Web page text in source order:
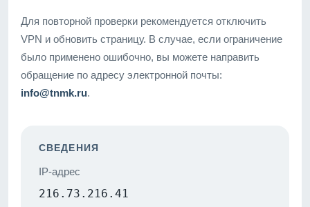
Для повторной проверки рекомендуется отключить
VPN и обновить страницу. В случае, если ограничение
было применено ошибочно, вы можете направить
обращение по адресу электронной почты:
info@tnmk.ru.
СВЕДЕНИЯ
IP-адрес
216.73.216.41